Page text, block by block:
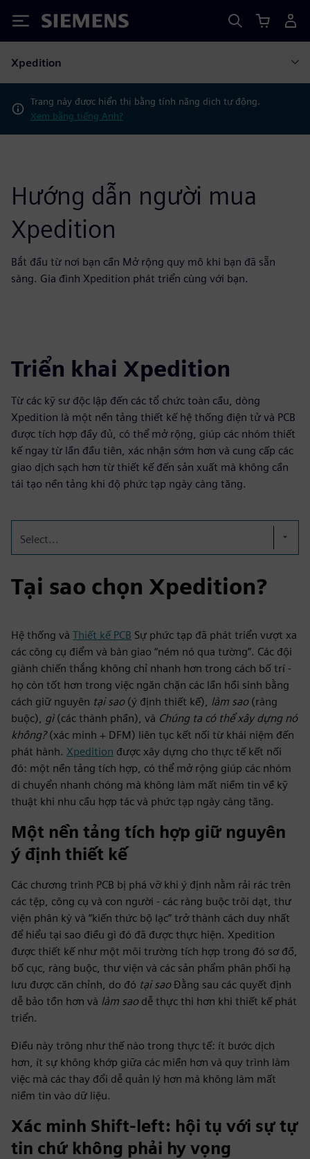
Siemens
Xpedition
Trang này được hiển thị bằng tính năng dịch tự động.
Xem bằng tiếng Anh?
Hướng dẫn người mua
Xpedition
Bắt đầu từ nơi bạn cần Mở rộng quy mô khi bạn đã sẵn
sàng. Gia đình Xpedition phát triển cùng với bạn.
Triển khai Xpedition
Từ các kỹ sư độc lập đến các tổ chức toàn cầu, dòng
Xpedition là một nền tảng thiết kế hệ thống điện tử và PCB
được tích hợp đầy đủ, có thể mở rộng, giúp các nhóm thiết
kế ngay từ lần đầu tiên, xác nhận sớm hơn và cung cấp các
giao dịch sạch hơn từ thiết kế đến sản xuất mà không cần
tái tạo nền tảng khi độ phức tạp ngày càng tăng.
Select...
Tại sao chọn Xpedition?
Hệ thống và Thiết kế PCB Sự phức tạp đã phát triển vượt xa
các công cụ điểm và bàn giao “ném nó qua tường”. Các đội
giành chiến thắng không chỉ nhanh hơn trong cách bố trí -
họ còn tốt hơn trong việc ngăn chặn các lần hồi sinh bằng
cách giữ nguyên tại sao(ý định thiết kế), làm sao(ràng
buộc), gì(các thành phần), và Chúng ta có thể xây dựng nó
không?(xác minh + DFM) liên tục kết nối từ khái niệm đến
phát hành. Xpedition được xây dựng cho thực tế kết nối
đó: một nền tảng tích hợp, có thể mở rộng giúp các nhóm
di chuyển nhanh chóng mà không làm mất niềm tin về kỹ
thuật khi nhu cầu hợp tác và phức tạp ngày càng tăng.
Một nền tảng tích hợp giữ nguyên
ý định thiết kế
Các chương trình PCB bị phá vỡ khi ý định nằm rải rác trên
các tệp, công cụ và con người - các ràng buộc trôi dạt, thư
viện phân kỳ và “kiến thức bộ lạc” trở thành cách duy nhất
để hiểu tại sao điều gì đó đã được thực hiện. Xpedition
được thiết kế như một môi trường tích hợp trong đó sơ đồ,
bố cục, ràng buộc, thư viện và các sản phẩm phân phối hạ
lưu được căn chỉnh, do đó tại saoĐằng sau các quyết định
dễ bảo tồn hơn và làm saodễ thực thi hơn khi thiết kế phát
triển.
Điều này trông như thế nào trong thực tế: ít bước dịch
hơn, ít sự không khớp giữa các miền hơn và quy trình làm
việc mà các thay đổi dễ quản lý hơn mà không làm mất
niềm tin vào dữ liệu.
Xác minh Shift-left: hội tụ với sự tự
tin chứ không phải hy vọng